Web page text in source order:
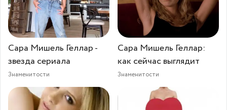
Сара Мишель Геллар -
звезда сериала
Знаменитости
Сара Мишель Геллар:
как сейчас выглядит
Знаменитости